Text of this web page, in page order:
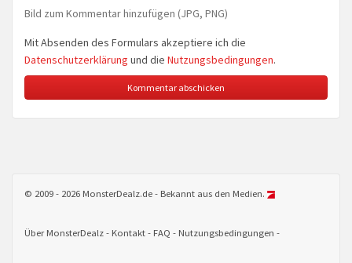
Bild zum Kommentar hinzufügen (JPG, PNG)
Mit Absenden des Formulars akzeptiere ich die
Datenschutzerklärung und die Nutzungsbedingungen.
© 2009 - 2026 MonsterDealz.de - Bekannt aus den Medien.
Über MonsterDealz Kontakt FAQ Nutzungsbedingungen